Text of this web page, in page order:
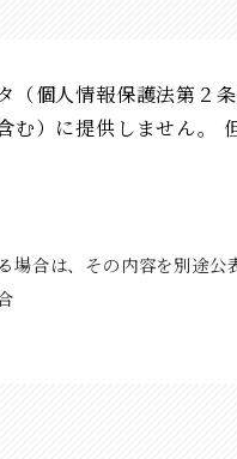
個人情報保護法第２
）に提供しません。
合は、その内容を別途公